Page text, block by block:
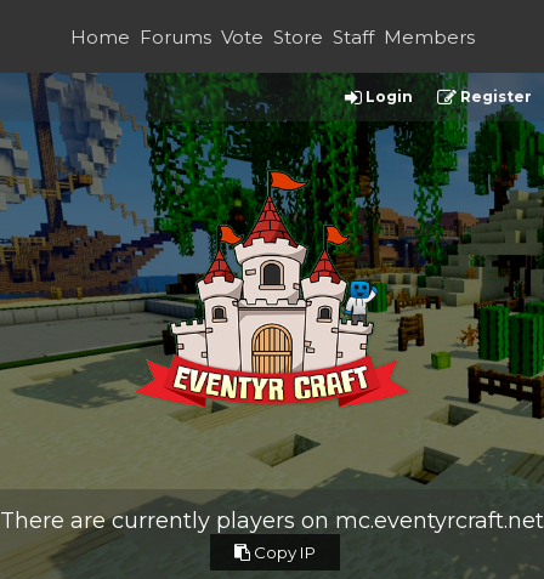
Home Forums Vote Store Staff Members
Login Register
There are currently players on mc.eventyrcraft.net
Copy IP